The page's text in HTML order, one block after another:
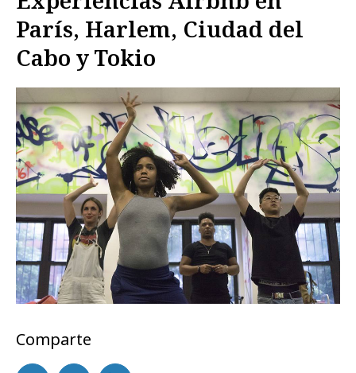
París, Harlem, Ciudad del
Cabo y Tokio
Comparte